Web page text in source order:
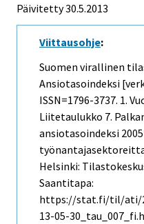
Päivitetty 30.5.2013
Viittausohje:
Suomen virallinen
Ansiotasoindeksi
ISSN=1796-3737. 1.
Liitetaulukko 7.
ansiotasoindeksi
Helsinki:
Saantitapa:
https://stat.fi/til/ati/
13-05-